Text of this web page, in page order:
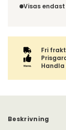
inte av
Visas
Fri
Beskrivning